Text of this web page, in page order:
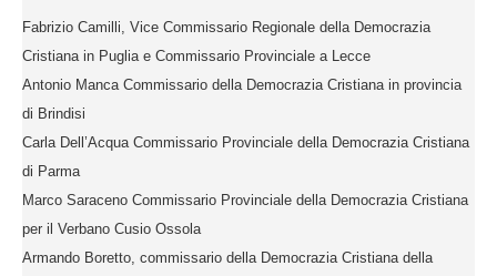
Fabrizio Camilli, Vice Commissario Regionale della Democrazia
Cristiana in Puglia e Commissario Provinciale a Lecce
Antonio Manca Commissario della Democrazia Cristiana in provincia
di Brindisi
Carla Dell’Acqua Commissario Provinciale della Democrazia Cristiana
di Parma
Marco Saraceno Commissario Provinciale della Democrazia Cristiana
per il Verbano Cusio Ossola
Armando Boretto, commissario della Democrazia Cristiana della